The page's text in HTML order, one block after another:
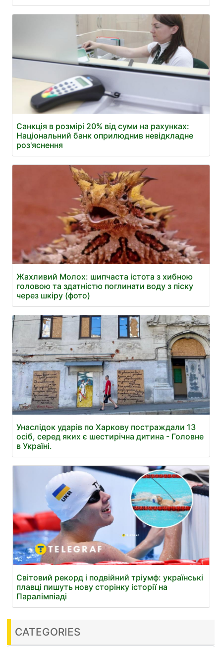
Санкція в розмірі 20% від суми на рахунках:
Національний банк оприлюднив невідкладне
роз'яснення
Жахливий Молох: шипчаста істота з хибною
головою та здатністю поглинати воду з піску
через шкіру (фото)
Унаслідок ударів по Харкову постраждали 13
осіб, серед яких є шестирічна дитина - Головне
в Україні.
Світовий рекорд і подвійний тріумф: українські
плавці пишуть нову сторінку історії на
Паралімпіаді
CATEGORIES